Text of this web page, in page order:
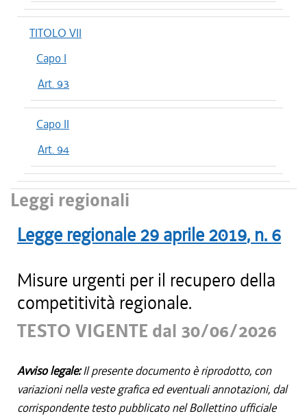
TITOLO VII
Capo I
Art. 93
Capo II
Art. 94
Leggi regionali
Legge regionale 29 aprile 2019, n. 6
Misure urgenti per il recupero della
competitività regionale.
TESTO VIGENTE dal 30/06/2026
Avviso legale:Il presente documento è riprodotto, con
variazioni nella veste grafica ed eventuali annotazioni, dal
corrispondente testo pubblicato nel Bollettino ufficiale